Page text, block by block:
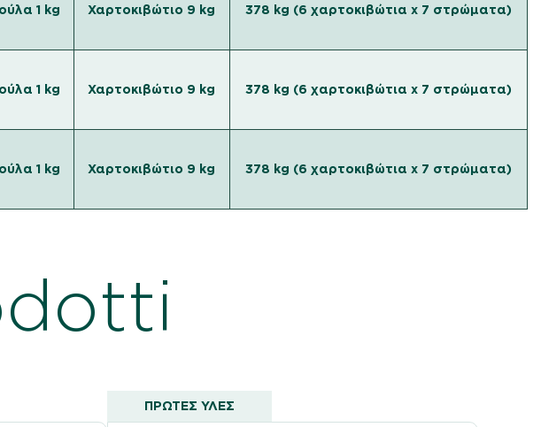
1 kg Χαρτοκιβώτιο 9 kg 378 kg (6 χαρτοκιβώτια x 7 στρώματα)
1 kg Χαρτοκιβώτιο 9 kg 378 kg (6 χαρτοκιβώτια x 7 στρώματα)
1 kg Χαρτοκιβώτιο 9 kg 378 kg (6 χαρτοκιβώτια x 7 στρώματα)
ΠΡΩΤΕΣ ΥΛΕΣ